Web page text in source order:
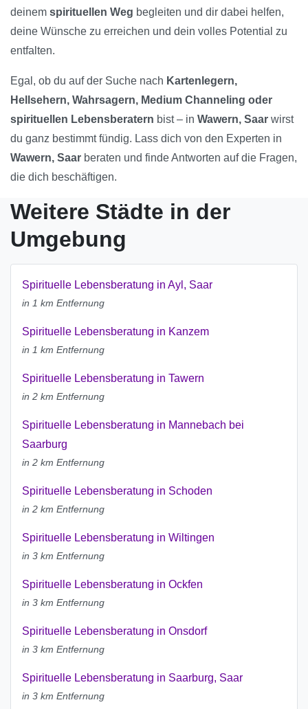
deinem spirituellen Weg begleiten und dir dabei helfen,
deine Wünsche zu erreichen und dein volles Potential zu
entfalten.
Egal, ob du auf der Suche nach Kartenlegern,
Hellsehern, Wahrsagern, Medium Channeling oder
spirituellen Lebensberatern bist – in Wawern, Saar wirst
du ganz bestimmt fündig. Lass dich von den Experten in
Wawern, Saar beraten und finde Antworten auf die Fragen,
die dich beschäftigen.
Weitere Städte in der
Umgebung
Spirituelle Lebensberatung in Ayl, Saar
in 1 km Entfernung
Spirituelle Lebensberatung in Kanzem
in 1 km Entfernung
Spirituelle Lebensberatung in Tawern
in 2 km Entfernung
Spirituelle Lebensberatung in Mannebach bei
Saarburg
in 2 km Entfernung
Spirituelle Lebensberatung in Schoden
in 2 km Entfernung
Spirituelle Lebensberatung in Wiltingen
in 3 km Entfernung
Spirituelle Lebensberatung in Ockfen
in 3 km Entfernung
Spirituelle Lebensberatung in Onsdorf
in 3 km Entfernung
Spirituelle Lebensberatung in Saarburg, Saar
in 3 km Entfernung